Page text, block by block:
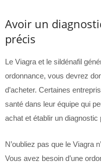
Avoir un
précis
Le Viagra et le sildénafil
ordonnance, vous devrez
d’acheter. Certaines
santé dans leur équipe qui
achat et établir un
N’oubliez pas que le Viagra
Vous avez besoin d’une